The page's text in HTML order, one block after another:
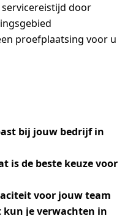
door
proefplaatsing voor u
bij jouw bedrijf in
is de beste keuze voor
voor jouw team
kun je verwachten in